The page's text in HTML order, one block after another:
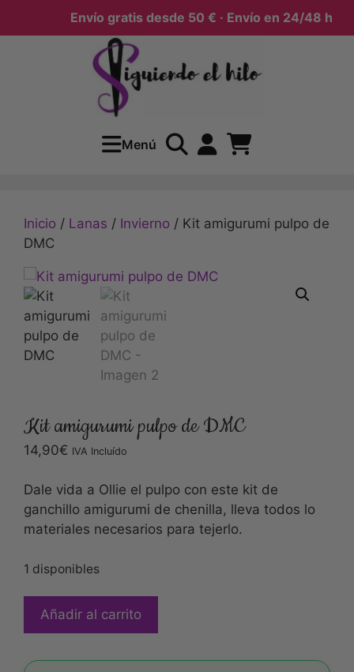
Envío gratis desde 50 € · Envío en 24/48 h
Menú
Inicio / Lanas / Invierno / Kit amigurumi pulpo de
DMC
Kit amigurumi pulpo de DMC
14,90€ IVA Incluído
Dale vida a Ollie el pulpo con este kit de
ganchillo amigurumi de chenilla, lleva todos lo
materiales necesarios para tejerlo.
1 disponibles
Añadir al carrito